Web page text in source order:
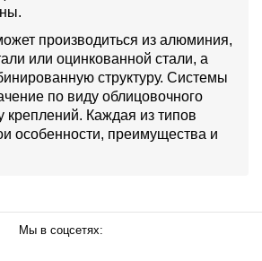
производиться из алюминия,
или оцинкованной стали, а
структуру. Системы
по виду облицовочного
креплений. Каждая из типов
особенности, преимущества и
Мы в соцсетях: